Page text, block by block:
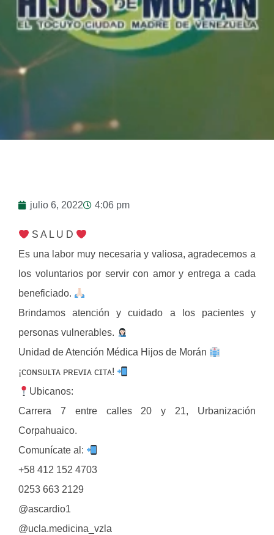
julio 6, 2022 4:06 pm
S A L U D
Es una labor muy necesaria y valiosa, agradecemos a
los voluntarios por servir con amor y entrega a cada
beneficiado.
Brindamos atención y cuidado a los pacientes y
personas vulnerables.
Unidad de Atención Médica Hijos de Morán
¡ᴄᴏɴsᴜʟᴛᴀ ᴘʀᴇᴠɪᴀ ᴄɪᴛᴀ!
Ubicanos:
Carrera 7 entre calles 20 y 21, Urbanización
Corpahuaico.
Comunícate al:
+58 412 152 4703
0253 663 2129
@ascardio1
@ucla.medicina_vzla